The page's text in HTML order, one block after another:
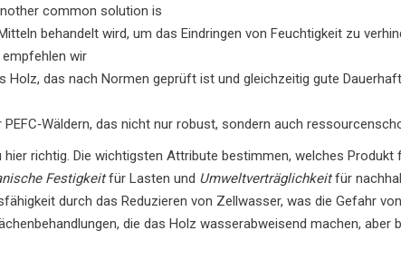
common solution is
behandelt wird, um das Eindringen von Feuchtigkeit zu
wir
Holz, das nach Normen geprüft ist und gleichzeitig gute
das nicht nur robust, sondern auch
richtig. Die wichtigsten Attribute bestimmen, welches Produkt
Festigkeitfür Lasten und Umweltverträglichkeitfür
durch das Reduzieren von Zellwasser, was die Gefahr
die das Holz wasserabweisend machen, aber